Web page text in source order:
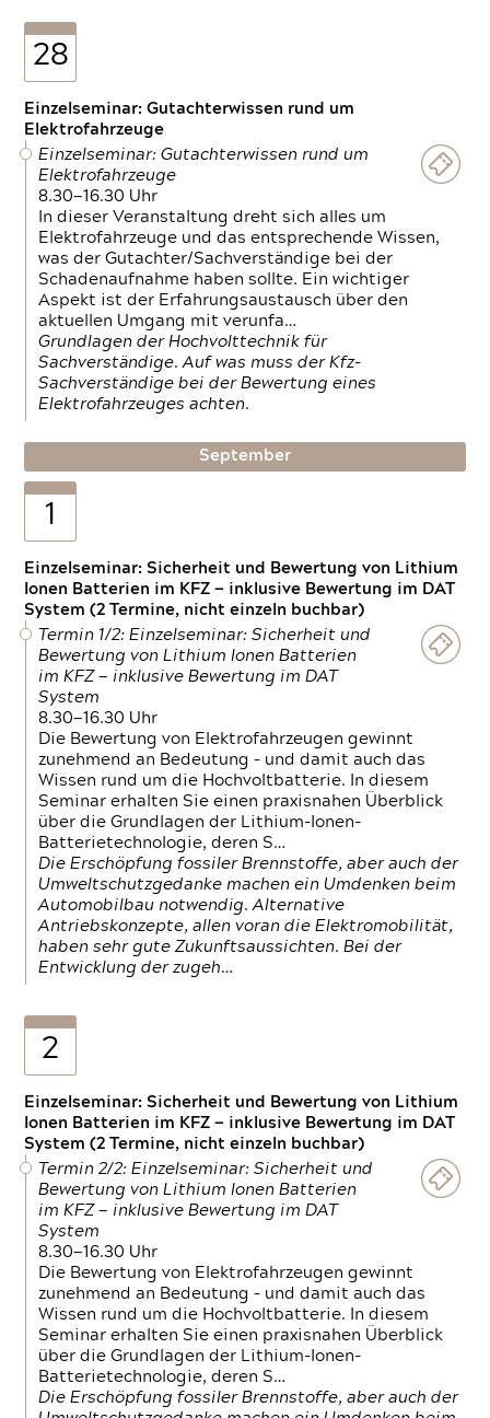
28
Einzelseminar: Gutachterwissen rund um
Elektrofahrzeuge
Einzelseminar: Gutachterwissen rund um
Elektrofahrzeuge
8.30—16.30 Uhr
In dieser Veranstaltung dreht sich alles um
Elektrofahrzeuge und das entsprechende Wissen,
was der Gutachter/Sachverständige bei der
Schadenaufnahme haben sollte. Ein wichtiger
Aspekt ist der Erfahrungsaustausch über den
aktuellen Umgang mit verunfa…
Grundlagen der Hochvolttechnik für
Sachverständige. Auf was muss der Kfz-
Sachverständige bei der Bewertung eines
Elektrofahrzeuges achten.
September
1
Einzelseminar: Sicherheit und Bewertung von Lithium
Ionen Batterien im KFZ — inklusive Bewertung im DAT
System (2 Termine, nicht einzeln buchbar)
Termin 1/2: Einzelseminar: Sicherheit und
Bewertung von Lithium Ionen Batterien
im KFZ — inklusive Bewertung im DAT
System
8.30—16.30 Uhr
Die Bewertung von Elektrofahrzeugen gewinnt
zunehmend an Bedeutung – und damit auch das
Wissen rund um die Hochvoltbatterie. In diesem
Seminar erhalten Sie einen praxisnahen Überblick
über die Grundlagen der Lithium-Ionen-
Batterietechnologie, deren S…
Die Erschöpfung fossiler Brennstoffe, aber auch der
Umweltschutzgedanke machen ein Umdenken beim
Automobilbau notwendig. Alternative
Antriebskonzepte, allen voran die Elektromobilität,
haben sehr gute Zukunftsaussichten. Bei der
Entwicklung der zugeh…
2
Einzelseminar: Sicherheit und Bewertung von Lithium
Ionen Batterien im KFZ — inklusive Bewertung im DAT
System (2 Termine, nicht einzeln buchbar)
Termin 2/2: Einzelseminar: Sicherheit und
Bewertung von Lithium Ionen Batterien
im KFZ — inklusive Bewertung im DAT
System
8.30—16.30 Uhr
Die Bewertung von Elektrofahrzeugen gewinnt
zunehmend an Bedeutung – und damit auch das
Wissen rund um die Hochvoltbatterie. In diesem
Seminar erhalten Sie einen praxisnahen Überblick
über die Grundlagen der Lithium-Ionen-
Batterietechnologie, deren S…
Die Erschöpfung fossiler Brennstoffe, aber auch der